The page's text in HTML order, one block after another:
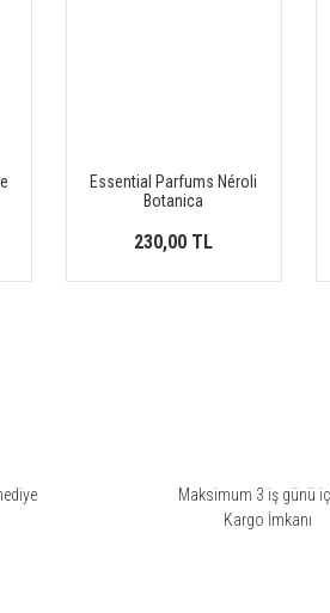
Essential Parfums Néroli
Botanica
230,00 TL
Maksimum 3 iş günü
Kargo İmkanı